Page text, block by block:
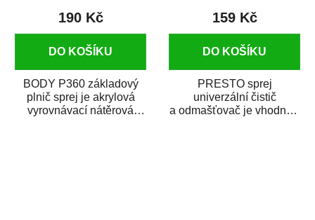
190 Kč
DO KOŠÍKU
BODY P360 základový
plnič sprej je akrylová
vyrovnávací nátěrová
159 Kč
DO KOŠÍKU
PRESTO sprej
univerzální čistič
a odmašťovač je vhodný k